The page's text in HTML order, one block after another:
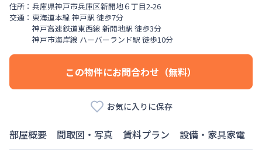
住所： 兵庫県神戸市兵庫区新開地６丁目2-26
交通： 東海道本線 神戸駅 徒歩7分
神戸高速鉄道東西線 新開地駅 徒歩3分
神戸市海岸線 ハーバーランド駅 徒歩10分
この物件にお問合わせ（無料）
お気に入りに保存
部屋概要 間取図・写真 賃料プラン 設備・家具家電